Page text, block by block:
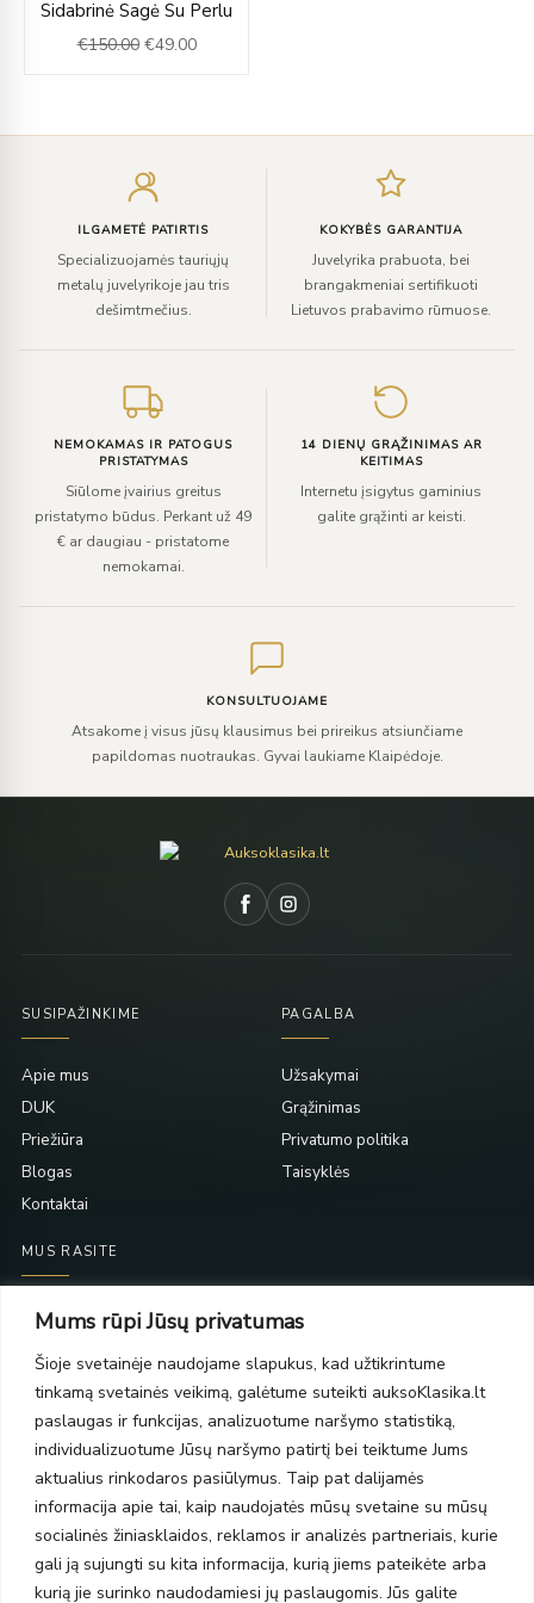
Mums rūpi Jūsų privatumas
Šioje svetainėje naudojame slapukus, kad užtikrintume
tinkamą svetainės veikimą, galėtume suteikti auksoKlasika.lt
paslaugas ir funkcijas, analizuotume naršymo statistiką,
individualizuotume Jūsų naršymo patirtį bei teiktume Jums
aktualius rinkodaros pasiūlymus. Taip pat dalijamės
informacija apie tai, kaip naudojatės mūsų svetaine su mūsų
socialinės žiniasklaidos, reklamos ir analizės partneriais, kurie
gali ją sujungti su kita informacija, kurią jiems pateikėte arba
kurią jie surinko naudodamiesi jų paslaugomis. Jūs galite
Sidabrinė Sagė Su Perlu
€150.00
price
was:
€49.00
price
is:
ILGAMETĖ PATIRTIS
Specializuojamės tauriųjų
metalų juvelyrikoje jau tris
dešimtmečius.
KOKYBĖS GARANTIJA
Juvelyrika prabuota, bei
brangakmeniai sertifikuoti
Lietuvos prabavimo rūmuose.
NEMOKAMAS IR PATOGUS
PRISTATYMAS
Siūlome įvairius greitus
pristatymo būdus. Perkant už 49
€ ar daugiau - pristatome
nemokamai.
14 DIENŲ GRĄŽINIMAS AR
KEITIMAS
Internetu įsigytus gaminius
galite grąžinti ar keisti.
KONSULTUOJAME
Atsakome į visus jūsų klausimus bei prireikus atsiunčiame
papildomas nuotraukas. Gyvai laukiame Klaipėdoje.
SUSIPAŽINKIME
Apie mus
DUK
Priežiūra
Blogas
Kontaktai
PAGALBA
Užsakymai
Grąžinimas
Privatumo politika
Taisyklės
MUS RASITE
Taikos pr. 139
PC Molas, Klaipėda
Taikos pr. 141
PC BIG 2, Klaipėda
Šilutės pl. 35
PC Banginis, Klaipėda
NAUJIENLAIŠKIS
Prenumeruokite ir gaukite pasiūlymus, naujienas bei riboto
leidimo kolekcijas.